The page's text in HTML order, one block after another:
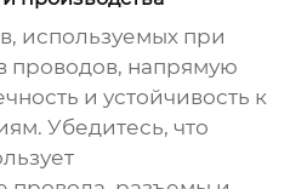
используемых при
проводов, напрямую
и устойчивость к
Убедитесь, что